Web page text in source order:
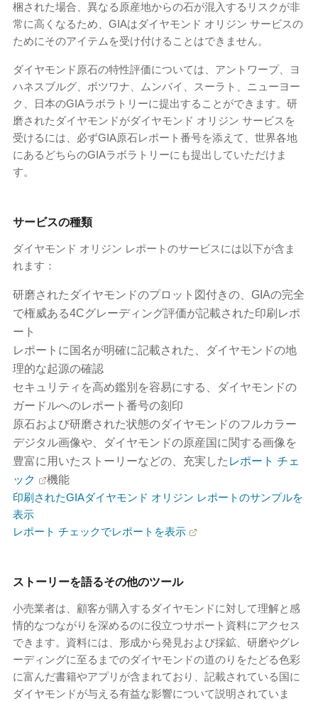
梱された場合、異なる原産地からの石が混入するリスクが非
常に高くなるため、GIAはダイヤモンド オリジン サービスの
ためにそのアイテムを受け付けることはできません。
ダイヤモンド原石の特性評価については、アントワープ、ヨ
ハネスブルグ、ボツワナ、ムンバイ、スーラト、ニューヨー
ク、日本のGIAラボラトリーに提出することができます。研
磨されたダイヤモンドがダイヤモンド オリジン サービスを
受けるには、必ずGIA原石レポート番号を添えて、世界各地
にあるどちらのGIAラボラトリーにも提出していただけま
す。
サービスの種類
ダイヤモンド オリジン レポートのサービスには以下が含ま
れます：
研磨されたダイヤモンドのプロット図付きの、GIAの完全
で権威ある4Cグレーディング評価が記載された印刷レポ
ート
レポートに国名が明確に記載された、ダイヤモンドの地
理的な起源の確認
セキュリティを高め鑑別を容易にする、ダイヤモンドの
ガードルへのレポート番号の刻印
原石および研磨された状態のダイヤモンドのフルカラー
デジタル画像や、ダイヤモンドの原産国に関する画像を
豊富に用いたストーリーなどの、充実した レポート チェ
ック
機能
印刷されたGIAダイヤモンド オリジン レポートのサンプルを
表示
レポート チェックでレポートを表示
ストーリーを語るその他のツール
小売業者は、顧客が購入するダイヤモンドに対して理解と感
情的なつながりを深めるのに役立つサポート資料にアクセス
できます。資料には、形成から発見および採鉱、研磨やグレ
ーディングに至るまでのダイヤモンドの道のりをたどる色彩
に富んだ書籍やアプリが含まれており、記載されている国に
ダイヤモンドが与える有益な影響について説明されていま